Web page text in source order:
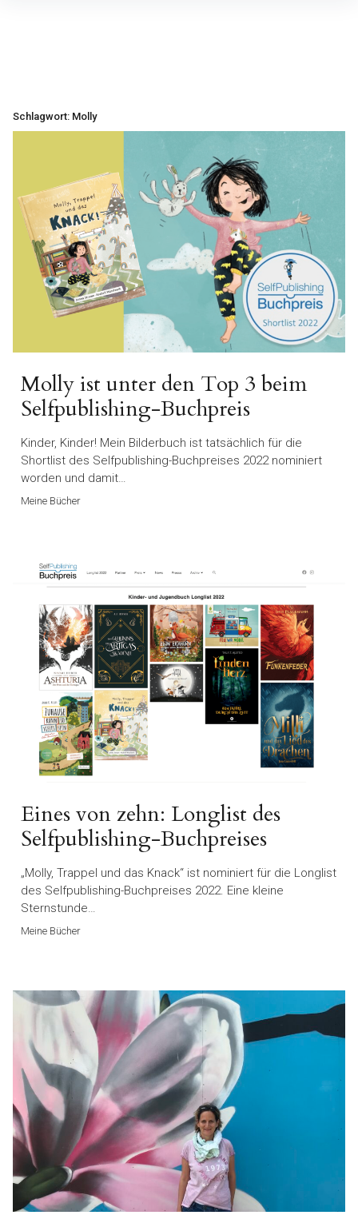
Schlagwort: Molly
Molly ist unter den Top 3 beim
Selfpublishing-Buchpreis
Kinder, Kinder! Mein Bilderbuch ist tatsächlich für die
Shortlist des Selfpublishing-Buchpreises 2022 nominiert
worden und damit…
Meine Bücher
Eines von zehn: Longlist des
Selfpublishing-Buchpreises
„Molly, Trappel und das Knack“ ist nominiert für die Longlist
des Selfpublishing-Buchpreises 2022. Eine kleine
Sternstunde…
Meine Bücher